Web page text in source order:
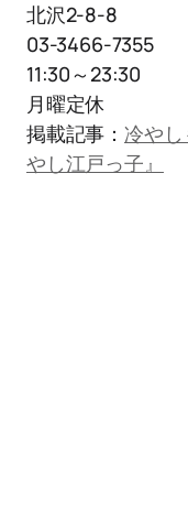
北沢2-8-8
03-3466-7355
11:30～23:30
月曜定休
掲載記事：冷や
やし江戸っ子』